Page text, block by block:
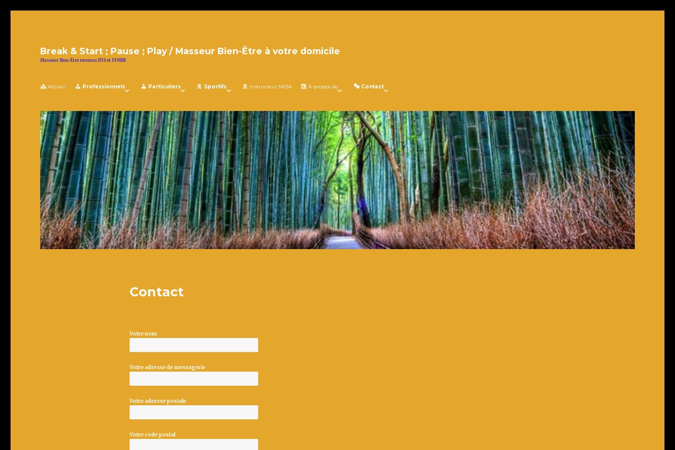
Break & Start ; Pause ; Play / Masseur Bien-Être à votre domicile
Masseur Bien-Être reconnu IFJS et FFMBE
Accueil Professionnels Particuliers Sportifs Instructeur MISA À propos de Contact
Contact
Votre nom
Votre adresse de messagerie
Votre adresse postale
Votre code postal